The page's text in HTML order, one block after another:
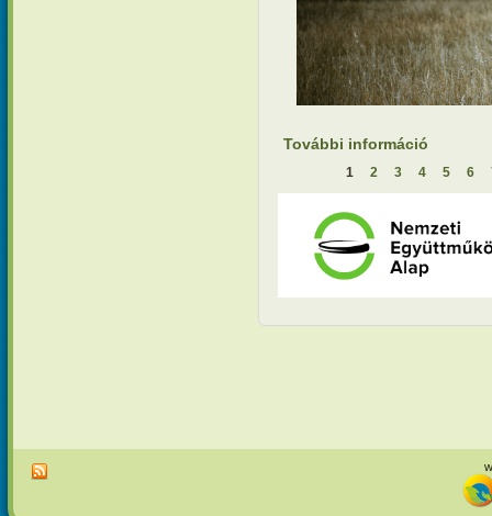
További információ
Oldalak
1 2 3 4 5 6